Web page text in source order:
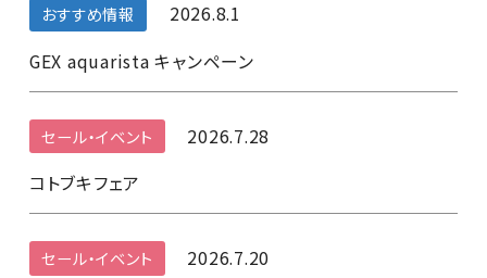
おすすめ情報
2026.8.1
GEX aquarista キャンペーン
セール・イベント
2026.7.28
コトブキフェア
セール・イベント
2026.7.20